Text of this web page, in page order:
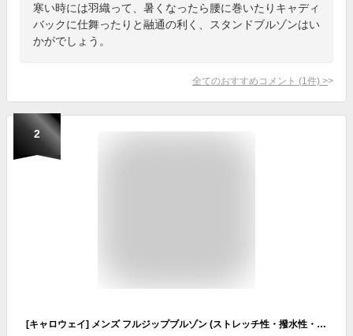
寒い時には羽織って、暑くなったら腰に巻いたりキャディ
バックに仕舞ったりと融通の利く、スタンドブルゾンはい
かがでしょう。
全てのおすすめコメント (1 件) >
2
[キャロウェイ] メンズ フルジップブルゾン (ストレッチ性・撥水性・裏地メッシュ) / ゴルフ アウター / C23115100 1030_ホワイト 3L